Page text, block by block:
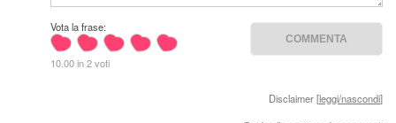
Vota la frase:
10.00 in 2 voti
Disclaimer [leggi/nascondi]